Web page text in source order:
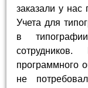
заказали у
Учета для
в
программного
не